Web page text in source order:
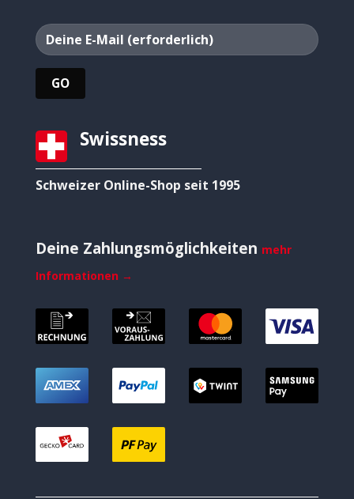
Swissness
Schweizer Online-Shop seit 1995
Deine Zahlungsmöglichkeiten mehr
Informationen →